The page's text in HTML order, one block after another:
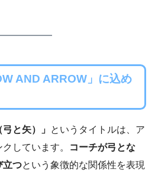
AND ARROW」に込め
と矢）」 というタイトルは、ア
しています。
コーチが弓とな
立つという象徴的な関係性を表現